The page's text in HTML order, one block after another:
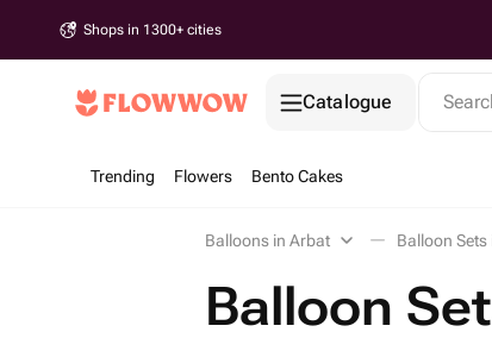
Shops in 1300+ cities
Catalogue
Trending Flowers Bento Cakes
Balloons in Arbat Balloon
Balloon